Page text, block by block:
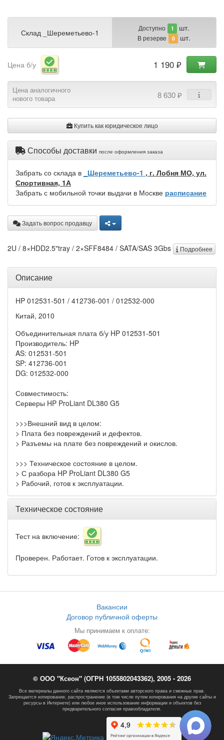
Склад _Шереметьево-1 Доступно 1 шт.
В резерве 0 шт.
Цена б/у 1 190 ₽
Цена аналогичного
нового товара
8 630 ₽
Купить как юридическое лицо
Способы доставки после оформления заказа
Забрать со склада в _Шереметьево-1 , г. Лобня МО, ул.
Спортивная, 1А
Забрать с мобильной точки выдачи в Москве расписание
Задать вопрос продавцу
2U / 8×HDD2.5"tray / 2×SFF8484 / SATA/SAS 3Gbs Подробнее
Описание
HP 012531-501 / 412736-001 / 012532-000
Китай, 2010
Объединительная плата б/у HP 012531-501
Производитель: HP
AS: 012531-501
SP: 412736-001
DG: 012532-000
Совместимость:
Серверы HP ProLiant DL380 G5
>>>Внешний вид в целом:
> Плата без повреждений и дефектов.
> Разъемы на плате без повреждений и окислов.
>>> Техническое состояние в целом.
> С разбора HP ProLiant DL380 G5
> Рабочий, готов к эксплуатации.
Техническое состояние
Тест на включение:
Проверен. Работает. Готов к эксплуатации.
Вакансии
Договор публичной оферты
Мы принимаем к оплате:
© ООО "Ксеон" (ОГРН 1055802043362), 2005 - 2026
Все материалы данного сайта являются объектами авторского права и смежных прав.
Запрещается копирование, распространение (в том числе путем копирования на другие сайты и
ресурсы в Интернете) или любое иное использование информации и объектов без
предварительного согласия правообладателя.